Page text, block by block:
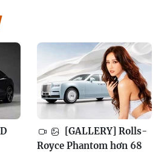
[GALLERY] Rolls-
Royce Phantom hơn 68